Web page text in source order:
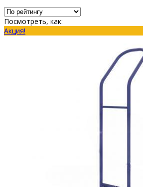
Посмотреть, как:
Акция!